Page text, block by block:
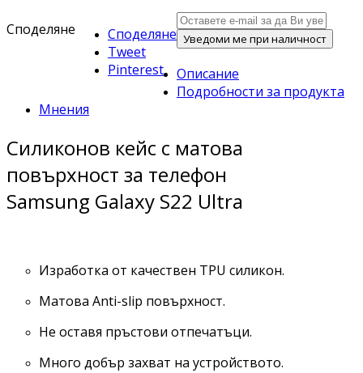
Споделяне
Споделяне
Tweet
Pinterest
Уведоми ме при наличност
Описание
Подробности за продукта
Мнения
Силиконов кейс с матова
повърхност за телефон
Samsung Galaxy S22 Ultra
Изработка от качествен TPU силикон.
Матова Anti-slip повърхност.
Не оставя пръстови отпечатъци.
Много добър захват на устройството.